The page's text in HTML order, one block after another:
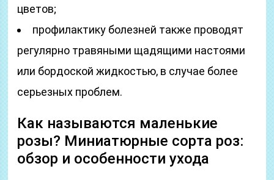
цветов;
профилактику болезней также проводят
регулярно травяными щадящими настоями
или бордоской жидкостью, в случае более
серьезных проблем.
Как называются маленькие
розы? Миниатюрные сорта роз:
обзор и особенности ухода